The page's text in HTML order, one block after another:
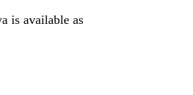
is available as